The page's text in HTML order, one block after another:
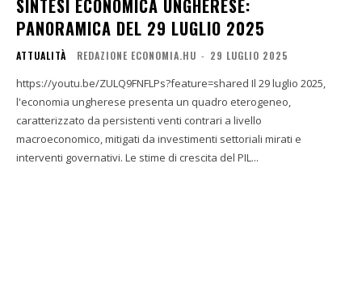
SINTESI ECONOMICA UNGHERESE:
PANORAMICA DEL 29 LUGLIO 2025
ATTUALITÀ REDAZIONE ECONOMIA.HU - 29 LUGLIO 2025
https://youtu.be/ZULQ9FNFLPs?feature=shared Il 29 luglio 2025,
l'economia ungherese presenta un quadro eterogeneo,
caratterizzato da persistenti venti contrari a livello
macroeconomico, mitigati da investimenti settoriali mirati e
interventi governativi. Le stime di crescita del PIL...